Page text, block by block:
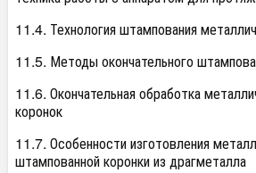
11.4. Технология штампования
11.5. Методы окончательного
11.6. Окончательная обработка
коронок
11.7. Особенности изготовления
штампованной коронки из драгметалла